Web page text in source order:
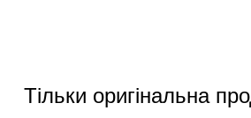
Тільки оригінальна